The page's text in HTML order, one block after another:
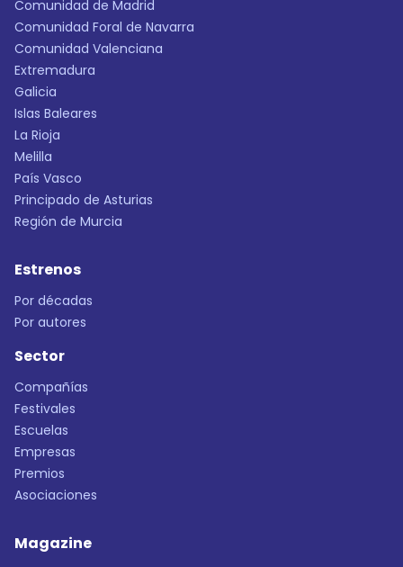
Comunidad de Madrid
Comunidad Foral de Navarra
Comunidad Valenciana
Extremadura
Galicia
Islas Baleares
La Rioja
Melilla
País Vasco
Principado de Asturias
Región de Murcia
Estrenos
Por décadas
Por autores
Sector
Compañías
Festivales
Escuelas
Empresas
Premios
Asociaciones
Magazine